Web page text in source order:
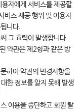
자에게 서비스를 제공할
비스 제공 행위 및 이용자
니다.
그 효력이 발생합니다.
약관은 제2항과 같은 방
하여 약관의 변경사항을
한 정보를 알지 못해 발생
이용을 중단하고 회원 탈